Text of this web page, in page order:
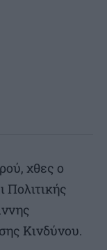
χθες ο
Πολιτικής
Κινδύνου.